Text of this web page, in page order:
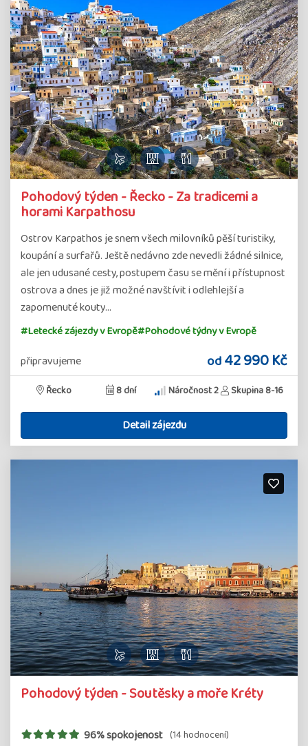
Pohodový týden - Řecko - Za tradicemi a
horami Karpathosu
Ostrov Karpathos je snem všech milovníků pěší turistiky,
koupání a surfařů. Ještě nedávno zde nevedli žádné silnice,
ale jen udusané cesty, postupem času se mění i přístupnost
ostrova a dnes je již možné navštívit i odlehlejší a
zapomenuté kouty…
#Letecké zájezdy v Evropě#Pohodové týdny v Evropě
připravujeme od42 990 Kč
Řecko 8 dní Náročnost 2 Skupina 8-16
Detail zájezdu
Pohodový týden - Soutěsky a moře Kréty
96% spokojenost (14 hodnocení)